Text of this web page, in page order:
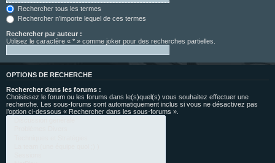
Rechercher tous les termes
Rechercher n’importe lequel de ces termes
Rechercher par auteur :
Utilisez le caractère « * » comme joker pour des recherches partielles.
OPTIONS DE RECHERCHE
Rechercher dans les forums :
Choisissez le forum ou les forums dans le(s)quel(s) vous souhaitez effectuer une
recherche. Les sous-forums sont automatiquement inclus si vous ne désactivez pas
l’option ci-dessous « Rechercher dans les sous-forums ».